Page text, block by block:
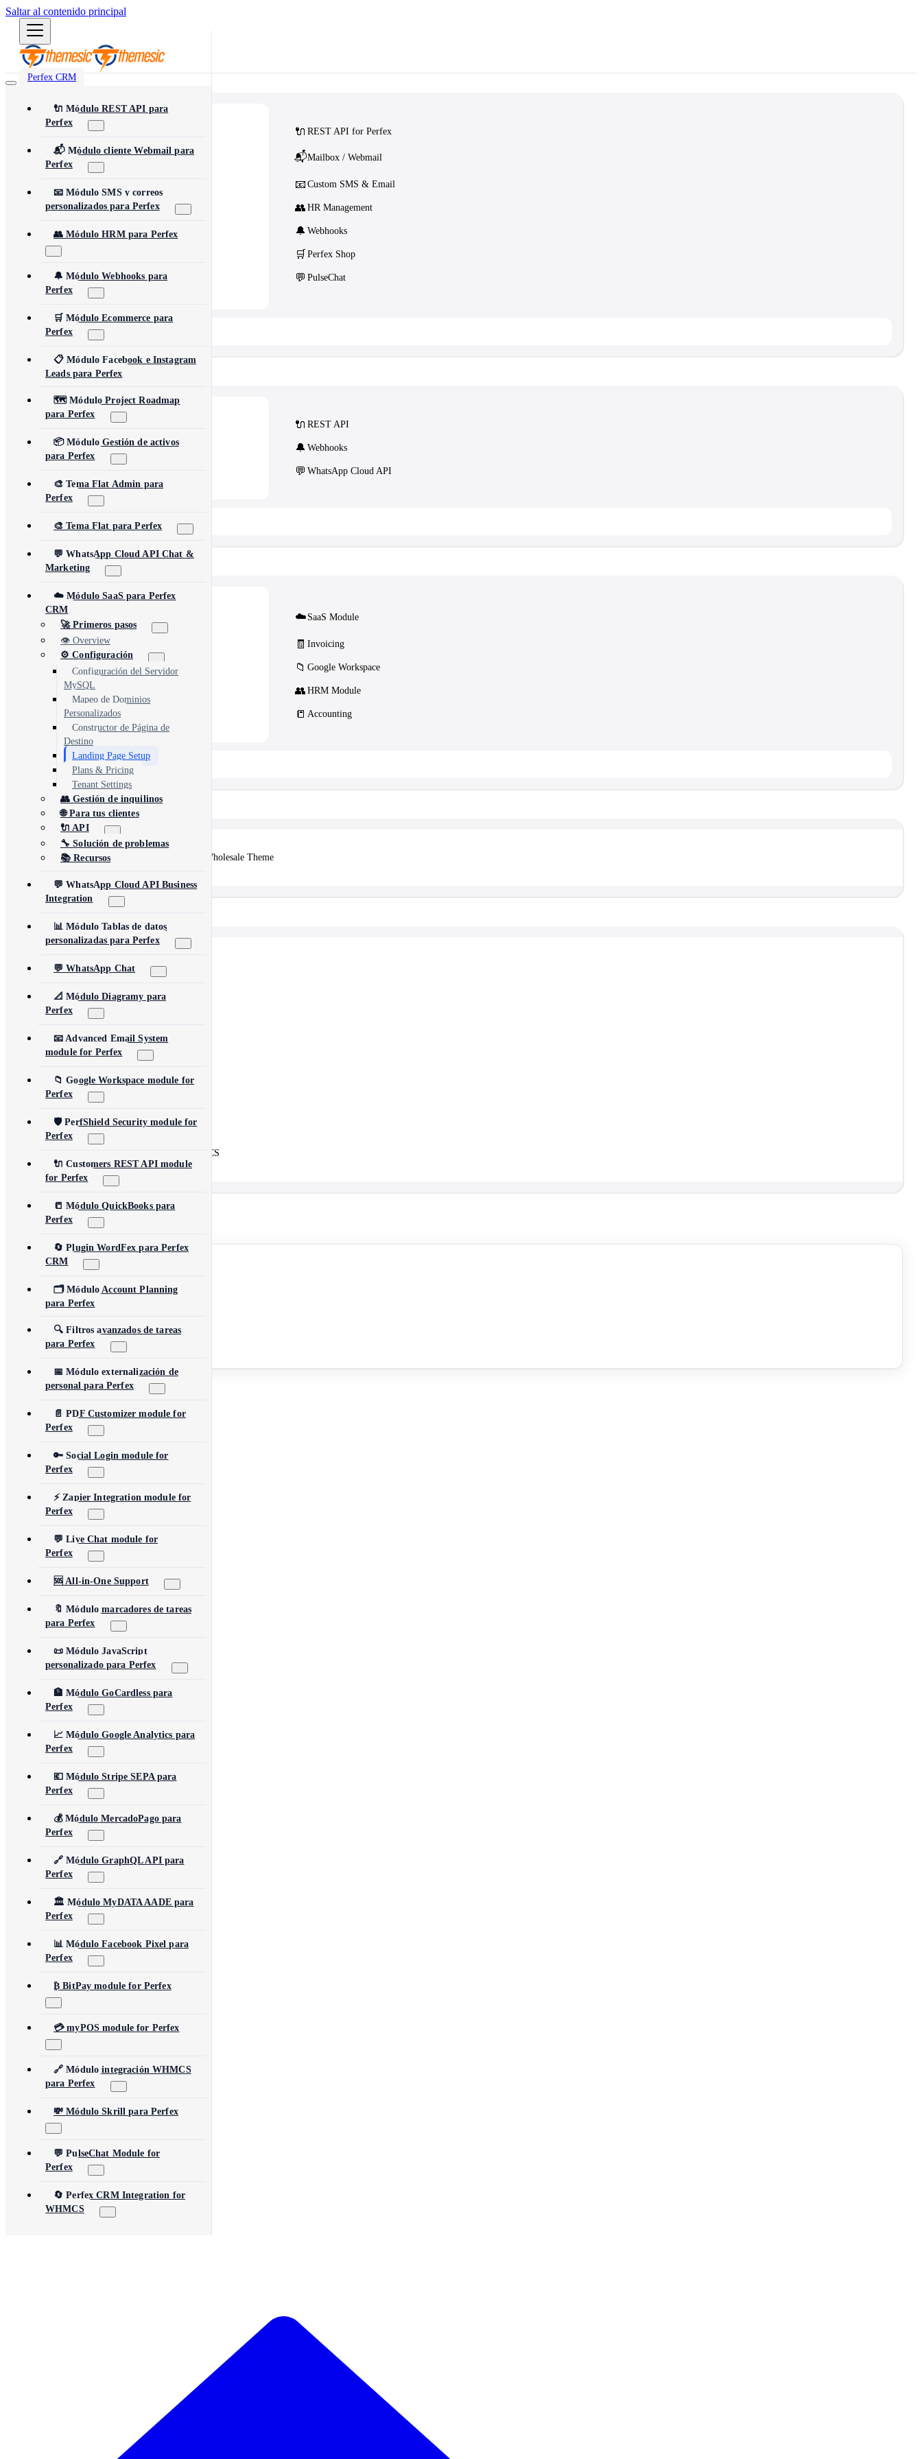
Saltar al contenido principal
Perfex CRM
⭐ Popular
🔗 Integrations
Third-party services & APIs
⚙️ Automation & Tools
🎨Themes & Security
UI customization & protection
🔌 REST API for Perfex
📬Mailbox / Webmail
📧 Custom SMS & Email
👥 HR Management
🔔 Webhooks
🛒 Perfex Shop
💬 PulseChat
📂 View All 40+ Modules →
Rise CRM
🧩
⚙️Automation & API
Security and third-party tools
🔌 REST API
🔔 Webhooks
💬 WhatsApp Cloud API
📂 View All 5 Plugins →
Concord CRM
📊Management
Assets, inventory & more
☁️ SaaS Module
🧾 Invoicing
📁 Google Workspace
👥 HRM Module
📒 Accounting
📂 View All 10+ Modules →
Shopify
🛒 Vertex — Premium B2B & Wholesale Theme
📋LeadHub SaaS
🗣️FeedbackPulse SaaS
WordFex
💰PayPal Donation CF7
🔗Content Linker
Perfex Integration for WHMCS
Español
Deutsch
Português
العربية
日本語
Русский
Explorar todos los productos
🔌 Módulo REST API para
Perfex
📬 Módulo cliente Webmail para
Perfex
📧 Módulo SMS y correos
personalizados para Perfex
👥 Módulo HRM para Perfex
🔔 Módulo Webhooks para
Perfex
🛒 Módulo Ecommerce para
Perfex
📋 Módulo Facebook e Instagram
Leads para Perfex
🗺️ Módulo Project Roadmap
para Perfex
📦 Módulo Gestión de activos
para Perfex
🎨 Tema Flat Admin para
Perfex
🎨 Tema Flat para Perfex
💬 WhatsApp Cloud API Chat &
Marketing
☁️ Módulo SaaS para Perfex
CRM
🚀 Primeros pasos
👁️ Overview
⚙️ Configuración
Configuración del Servidor
MySQL
Mapeo de Dominios
Personalizados
Constructor de Página de
Destino
Landing Page Setup
Plans & Pricing
Tenant Settings
👥 Gestión de inquilinos
🌐 Para tus clientes
🔌 API
🔧 Solución de problemas
📚 Recursos
💬 WhatsApp Cloud API Business
Integration
📊 Módulo Tablas de datos
personalizadas para Perfex
💬 WhatsApp Chat
📐 Módulo Diagramy para
Perfex
📧 Advanced Email System
module for Perfex
📁 Google Workspace module for
Perfex
🛡️ PerfShield Security module for
Perfex
🔌 Customers REST API module
for Perfex
📒 Módulo QuickBooks para
Perfex
🔄 Plugin WordFex para Perfex
CRM
🗂️ Módulo Account Planning
para Perfex
🔍 Filtros avanzados de tareas
para Perfex
📅 Módulo externalización de
personal para Perfex
📄 PDF Customizer module for
Perfex
🔑 Social Login module for
Perfex
⚡ Zapier Integration module for
Perfex
💬 Live Chat module for
Perfex
🆘 All-in-One Support
🔖 Módulo marcadores de tareas
para Perfex
📜 Módulo JavaScript
personalizado para Perfex
🏦 Módulo GoCardless para
Perfex
📈 Módulo Google Analytics para
Perfex
💶 Módulo Stripe SEPA para
Perfex
💰 Módulo MercadoPago para
Perfex
🔗 Módulo GraphQL API para
Perfex
🏛️ Módulo MyDATA AADE para
Perfex
📊 Módulo Facebook Pixel para
Perfex
₿ BitPay module for Perfex
💳 myPOS module for Perfex
🔗 Módulo integración WHMCS
para Perfex
💸 Módulo Skrill para Perfex
💬 PulseChat Module for
Perfex
🔄 Perfex CRM Integration for
WHMCS